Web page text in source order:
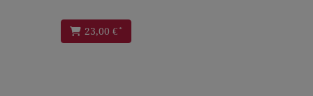
23,00 € *